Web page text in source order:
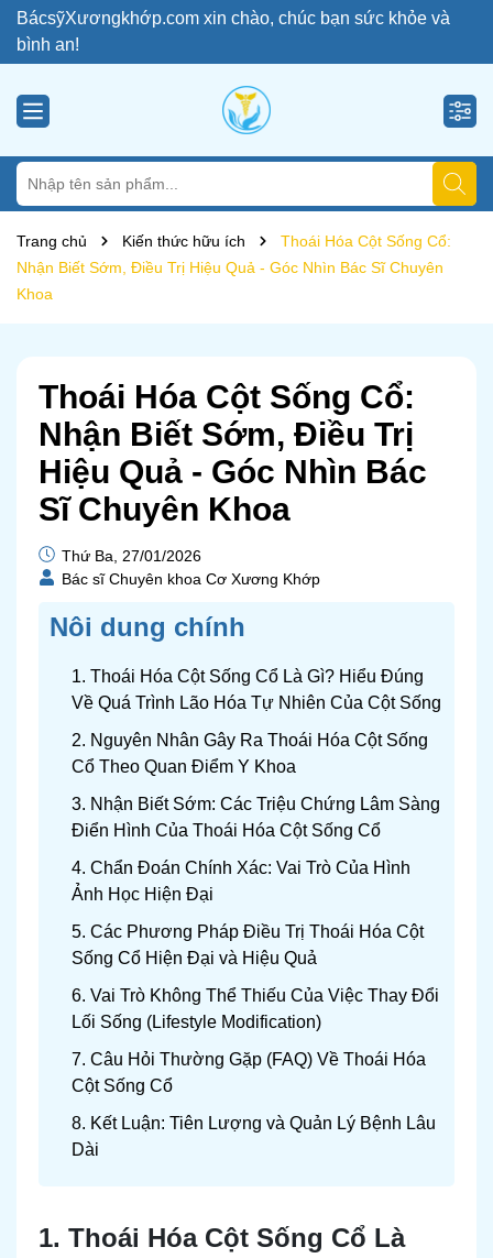
BácsỹXươngkhớp.com xin chào, chúc bạn sức khỏe và
bình an!
Trang chủ Kiến thức hữu ích
Thoái Hóa Cột Sống Cổ:
Nhận Biết Sớm, Điều Trị Hiệu Quả - Góc Nhìn Bác Sĩ Chuyên
Khoa
Thoái Hóa Cột Sống Cổ:
Nhận Biết Sớm, Điều Trị
Hiệu Quả - Góc Nhìn Bác
Sĩ Chuyên Khoa
Thứ Ba, 27/01/2026
Bác sĩ Chuyên khoa Cơ Xương Khớp
Nôi dung chính
1. Thoái Hóa Cột Sống Cổ Là Gì? Hiểu Đúng
Về Quá Trình Lão Hóa Tự Nhiên Của Cột Sống
2. Nguyên Nhân Gây Ra Thoái Hóa Cột Sống
Cổ Theo Quan Điểm Y Khoa
3. Nhận Biết Sớm: Các Triệu Chứng Lâm Sàng
Điển Hình Của Thoái Hóa Cột Sống Cổ
4. Chẩn Đoán Chính Xác: Vai Trò Của Hình
Ảnh Học Hiện Đại
5. Các Phương Pháp Điều Trị Thoái Hóa Cột
Sống Cổ Hiện Đại và Hiệu Quả
6. Vai Trò Không Thể Thiếu Của Việc Thay Đổi
Lối Sống (Lifestyle Modification)
7. Câu Hỏi Thường Gặp (FAQ) Về Thoái Hóa
Cột Sống Cổ
8. Kết Luận: Tiên Lượng và Quản Lý Bệnh Lâu
Dài
1. Thoái Hóa Cột Sống Cổ Là